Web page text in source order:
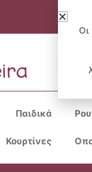
Παιδικά
Κουρτίνες
Οι